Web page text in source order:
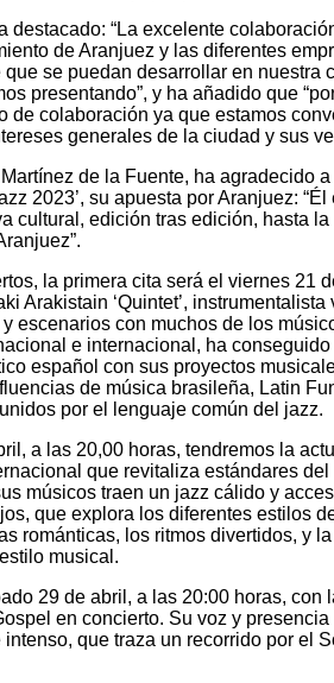
destacado: “La excelente
de Aranjuez y las diferentes
se puedan desarrollar en nuestra
presentando”, y ha añadido que
de colaboración ya que estamos
generales de la ciudad y sus
de la Fuente, ha agradecido
2023’, su apuesta por Aranjuez:
cultural, edición tras edición, hasta
la primera cita será el viernes 21
Arakistain ‘Quintet’,
escenarios con muchos de los
e internacional, ha
español con sus proyectos
de música brasileña, Latin
por el lenguaje común del jazz.
a las 20,00 horas, tendremos la
que revitaliza estándares
músicos traen un jazz cálido y
que explora los diferentes estilos
románticas, los ritmos divertidos, y
musical.
29 de abril, a las 20:00 horas, con
en concierto. Su voz y
que traza un recorrido por el